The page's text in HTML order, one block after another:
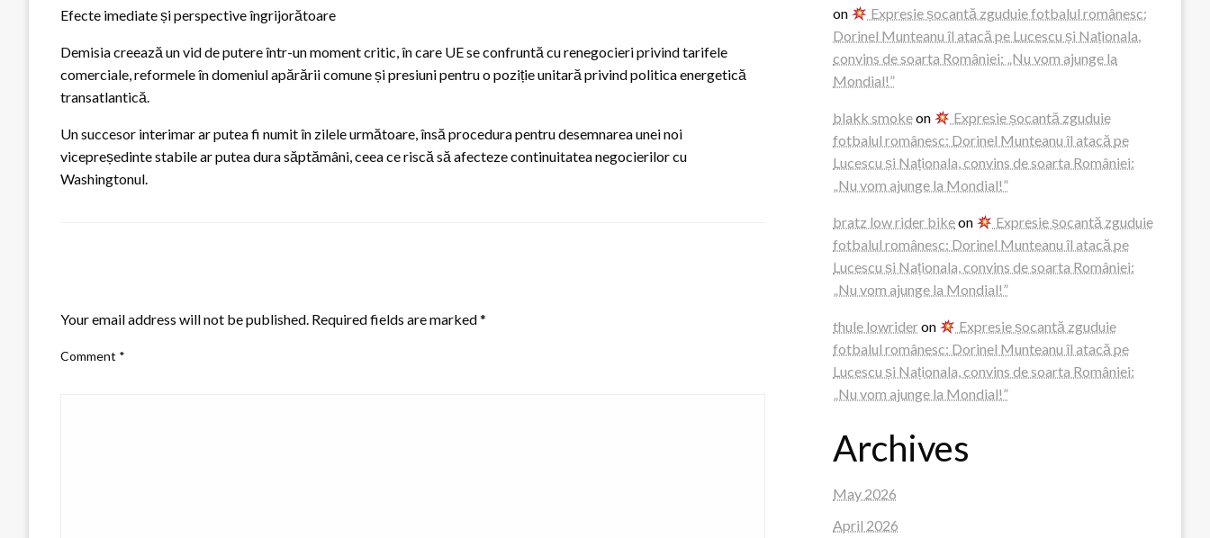
Efecte imediate și perspective îngrijorătoare
Demisia creează un vid de putere într-un moment critic, în care UE se confruntă cu renegocieri privind tarifele
comerciale, reformele în domeniul apărării comune și presiuni pentru o poziție unitară privind politica energetică
transatlantică.
Un succesor interimar ar putea fi numit în zilele următoare, însă procedura pentru desemnarea unei noi
vicepreședinte stabile ar putea dura săptămâni, ceea ce riscă să afecteze continuitatea negocierilor cu
Washingtonul.
Your email address will not be published. Required fields are marked*
Comment *
on
Expresie șocantă zguduie fotbalul românesc:
Dorinel Munteanu îl atacă pe Lucescu și Naționala,
convins de soarta României: „Nu vom ajunge la
Mondial!”
blakk smokeon
Expresie șocantă zguduie
fotbalul românesc: Dorinel Munteanu îl atacă pe
Lucescu și Naționala, convins de soarta României:
„Nu vom ajunge la Mondial!”
bratz low rider bikeon
Expresie șocantă zguduie
fotbalul românesc: Dorinel Munteanu îl atacă pe
Lucescu și Naționala, convins de soarta României:
„Nu vom ajunge la Mondial!”
thule lowrideron
Expresie șocantă zguduie
fotbalul românesc: Dorinel Munteanu îl atacă pe
Lucescu și Naționala, convins de soarta României:
„Nu vom ajunge la Mondial!”
Archives
May 2026
April 2026